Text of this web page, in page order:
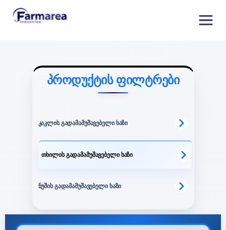
პროდუქტის ფილტრები
კაკლის გადამამუშავებელი ხაზი
თხილის გადამამუშავებელი ხაზი
ნუშის გადამამუშავებელი ხაზი